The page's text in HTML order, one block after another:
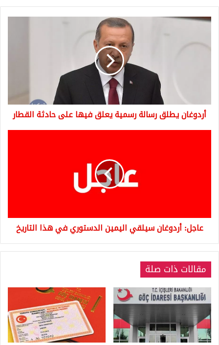
أردوغان
رسالة
القطار
أردوغان يطلق رسالة رسمية يعلق فيها على حادثة القطار
عاجل: أردوغان سيلقي اليمين الدستوري في هذا التاريخ
مقالات ذات صلة